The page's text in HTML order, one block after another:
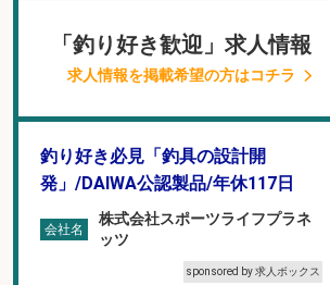
「釣り好き歓迎」求人情報
求人情報を掲載希望の方はコチラ
釣り好き必見「釣具の設計開
発」/DAIWA公認製品/年休117日
会社名
株式会社スポーツライフプラネ
ッツ
sponsored by 求人ボックス